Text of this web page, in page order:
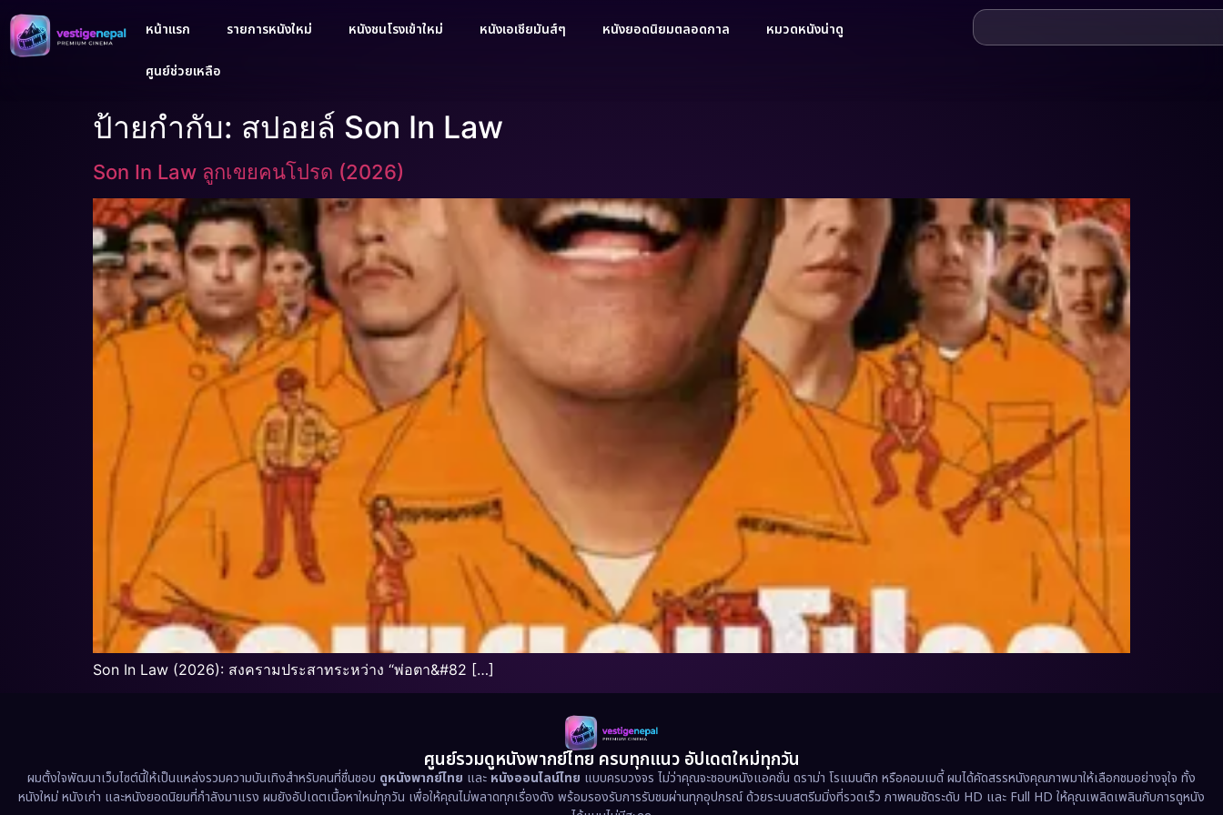
หน้าแรก รายการหนังใหม่ หนังชนโรงเข้าใหม่ หนังเอเชียมันส์ๆ หนังยอดนิยมตลอดกาล หมวดหนังน่าดู
ศูนย์ช่วยเหลือ
ป้ายกำกับ: สปอยล์ Son In Law
Son In Law ลูกเขยคนโปรด (2026)
Son In Law (2026): สงครามประสาทระหว่าง “พ่อตา&#82 […]
ศูนย์รวมดูหนังพากย์ไทย ครบทุกแนว อัปเดตใหม่ทุกวัน
ผมตั้งใจพัฒนาเว็บไซต์นี้ให้เป็นแหล่งรวมความบันเทิงสำหรับคนที่ชื่นชอบ ดูหนังพากย์ไทย และ หนังออนไลน์ไทย แบบครบวงจร ไม่ว่าคุณจะชอบหนังแอคชั่น ดราม่า โรแมนติก หรือคอมเมดี้ ผมได้คัดสรรหนังคุณภาพมาให้เลือกชมอย่างจุใจ ทั้ง
หนังใหม่ หนังเก่า และหนังยอดนิยมที่กำลังมาแรง ผมยังอัปเดตเนื้อหาใหม่ทุกวัน เพื่อให้คุณไม่พลาดทุกเรื่องดัง พร้อมรองรับการรับชมผ่านทุกอุปกรณ์ ด้วยระบบสตรีมมิ่งที่รวดเร็ว ภาพคมชัดระดับ HD และ Full HD ให้คุณเพลิดเพลินกับการดูหนัง